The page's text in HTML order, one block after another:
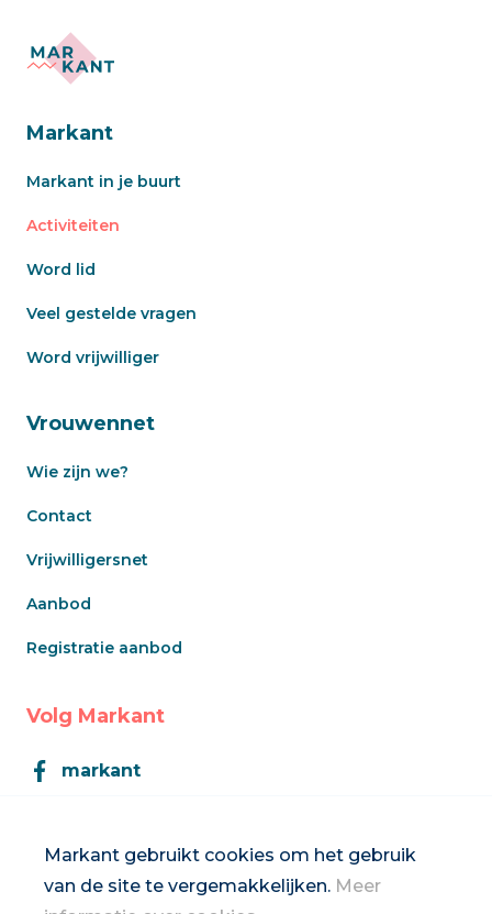
Markant gebruikt cookies om het gebruik
van de site te vergemakkelijken. Meer
Markant
Markant in je buurt
Activiteiten
Word lid
Veel gestelde vragen
Word vrijwilliger
Vrouwennet
Wie zijn we?
Contact
Vrijwilligersnet
Aanbod
Registratie aanbod
Volg Markant
markant
Inschrijven op de nieuwsbrief